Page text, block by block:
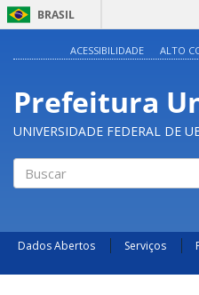
BRASIL
ACESSIBILIDADE ALTO
Prefeitura
UNIVERSIDADE FEDERAL DE
Dados Abertos Serviços